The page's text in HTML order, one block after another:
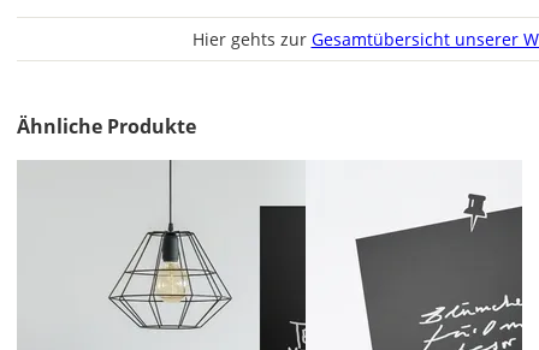
Deutschland
1,99 EUR
ohne
Produktionsaufschlag
Versandkosten 1,99
EUR
Hier gehts zur Gesamtübersicht unserer
Ähnliche Produkte